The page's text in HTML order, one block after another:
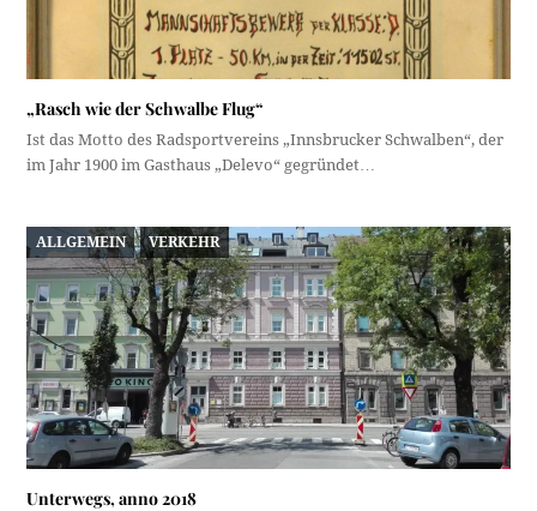
„Rasch wie der Schwalbe Flug“
Ist das Motto des Radsportvereins „Innsbrucker Schwalben“, der
im Jahr 1900 im Gasthaus „Delevo“ gegründet…
ALLGEMEIN VERKEHR
Unterwegs, anno 2018